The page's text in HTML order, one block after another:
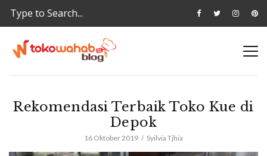
Rekomendasi Terbaik Toko Kue di
Depok
16 Oktober 2019 Syilvia Tjhia